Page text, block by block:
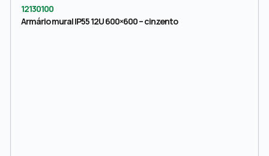
12130100
Armário mural IP55 12U 600×600 – cinzento